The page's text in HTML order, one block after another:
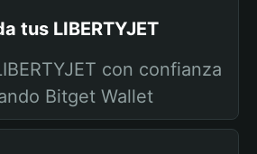
tus LIBERTYJET
con confianza
Bitget Wallet